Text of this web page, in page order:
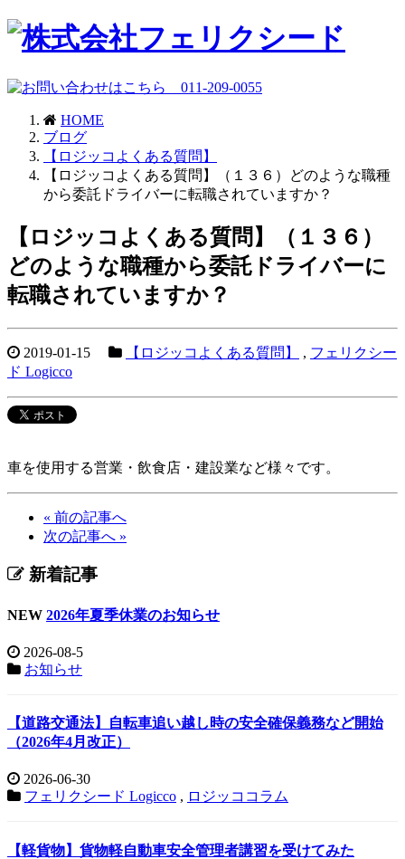
HOME
ブログ
【ロジッコよくある質問】
【ロジッコよくある質問】（１３６）どのような職種
から委託ドライバーに転職されていますか？
【ロジッコよくある質問】（１３６）
どのような職種から委託ドライバーに
転職されていますか？
2019-01-15 【ロジッコよくある質問】 , フェリクシー
ド Logicco
車を使用する営業・飲食店・建設業など様々です。
« 前の記事へ
次の記事へ »
新着記事
NEW 2026年夏季休業のお知らせ
2026-08-5
お知らせ
【道路交通法】自転車追い越し時の安全確保義務など開始
（2026年4月改正）
2026-06-30
フェリクシード Logicco , ロジッココラム
【軽貨物】貨物軽自動車安全管理者講習を受けてみた